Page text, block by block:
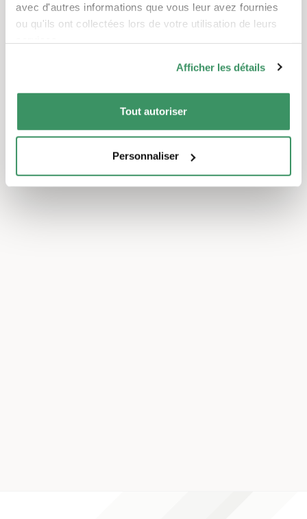
avec d'autres informations que vous leur avez fournies
ou qu'ils ont collectées lors de votre utilisation de leurs
Afficher les détails
Tout autoriser
Personnaliser